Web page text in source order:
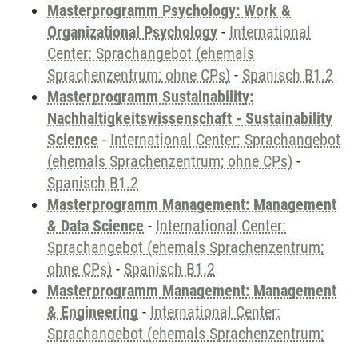
Masterprogramm Psychology: Work &
Organizational Psychology - International
Center: Sprachangebot (ehemals
Sprachenzentrum; ohne CPs) - Spanisch B1.2
Masterprogramm Sustainability:
Nachhaltigkeitswissenschaft - Sustainability
Science - International Center: Sprachangebot
(ehemals Sprachenzentrum; ohne CPs) -
Spanisch B1.2
Masterprogramm Management: Management
& Data Science - International Center:
Sprachangebot (ehemals Sprachenzentrum;
ohne CPs) - Spanisch B1.2
Masterprogramm Management: Management
& Engineering - International Center:
Sprachangebot (ehemals Sprachenzentrum;